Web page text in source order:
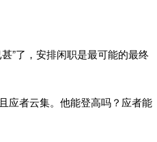
”了，安排闲职是最可能的最终
应者云集。他能登高吗？应者能